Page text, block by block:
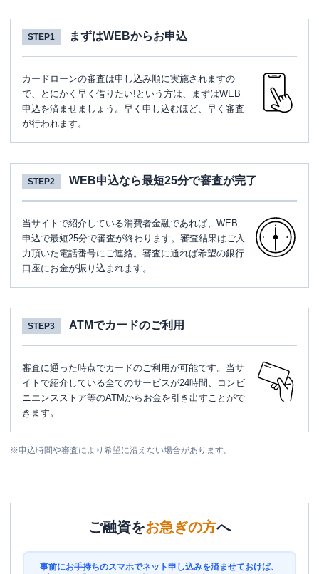
STEP1 まずはWEBからお申込
カードローンの審査は申し込み順に実施されますの
で、とにかく早く借りたい!という方は、まずはWEB
申込を済ませましょう。早く申し込むほど、早く審査
が行われます。
STEP2 WEB申込なら最短25分で審査が完了
当サイトで紹介している消費者金融であれば、WEB
申込で最短25分で審査が終わります。審査結果はご入
力頂いた電話番号にご連絡。審査に通れば希望の銀行
口座にお金が振り込まれます。
STEP3 ATMでカードのご利用
審査に通った時点でカードのご利用が可能です。当サ
イトで紹介している全てのサービスが24時間、コンビ
ニエンスストア等のATMからお金を引き出すことがで
きます。
※申込時間や審査により希望に沿えない場合があります。
ご融資をお急ぎの方へ
事前にお手持ちのスマホでネット申し込みを済ませておけば、